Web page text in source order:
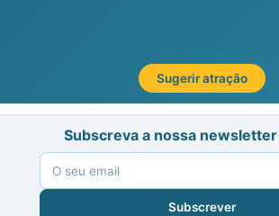
Sugerir atração
Subscreva a nossa
Subscrever